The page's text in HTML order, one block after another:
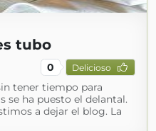
tubo
0 Delicioso
tener tiempo para
se ha puesto el delantal.
a dejar el blog. La